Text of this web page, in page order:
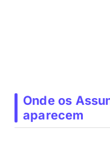
Onde os
aparecem